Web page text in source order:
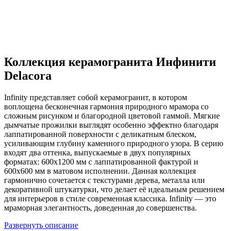
Коллекция керамогранита Инфинити
Delacora
Infinity представляет собой керамогранит, в котором
воплощена бесконечная гармония природного мрамора со
сложным рисунком и благородной цветовой гаммой. Мягкие
дымчатые прожилки выглядят особенно эффектно благодаря
лаппатированной поверхности с деликатным блеском,
усиливающим глубину каменного природного узора. В серию
входят два оттенка, выпускаемые в двух популярных
форматах: 600x1200 мм с лаппатированной фактурой и
600x600 мм в матовом исполнении. Данная коллекция
гармонично сочетается с текстурами дерева, металла или
декоративной штукатурки, что делает её идеальным решением
для интерьеров в стиле современная классика. Infinity — это
мраморная элегантность, доведенная до совершенства.
Развернуть описание